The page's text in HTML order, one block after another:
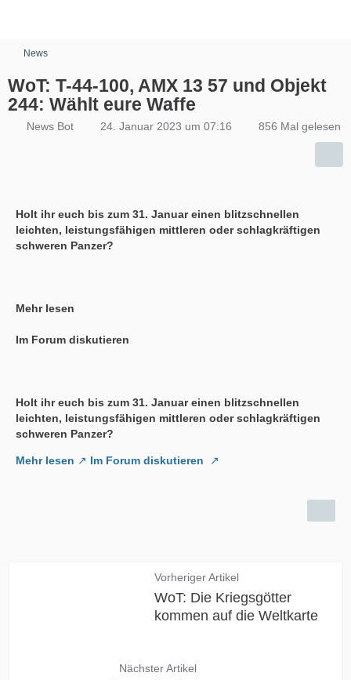
News
WoT: T-44-100, AMX 13 57 und Objekt
244: Wählt eure Waffe
News Bot 24. Januar 2023 um 07:16 856 Mal gelesen
Holt ihr euch bis zum 31. Januar einen blitzschnellen
leichten, leistungsfähigen mittleren oder schlagkräftigen
schweren Panzer?
Mehr lesen
Im Forum diskutieren
Holt ihr euch bis zum 31. Januar einen blitzschnellen
leichten, leistungsfähigen mittleren oder schlagkräftigen
schweren Panzer?
Mehr lesen Im Forum diskutieren
Vorheriger Artikel
WoT: Die Kriegsgötter
kommen auf die Weltkarte
Nächster Artikel